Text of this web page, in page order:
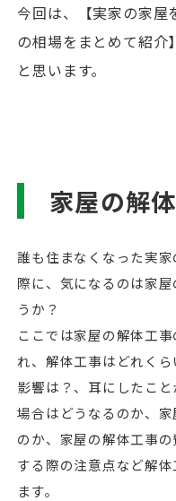
今回は、【実家の家屋
の相場をまとめて紹介
と思います。
家屋の解
誰も住まなくなった実
際に、気になるのは家
うか？
ここでは家屋の解体工
れ、解体工事はどれく
影響は？、耳にしたこ
場合はどうなるのか、
のか、家屋の解体工事
する際の注意点など解
ます。